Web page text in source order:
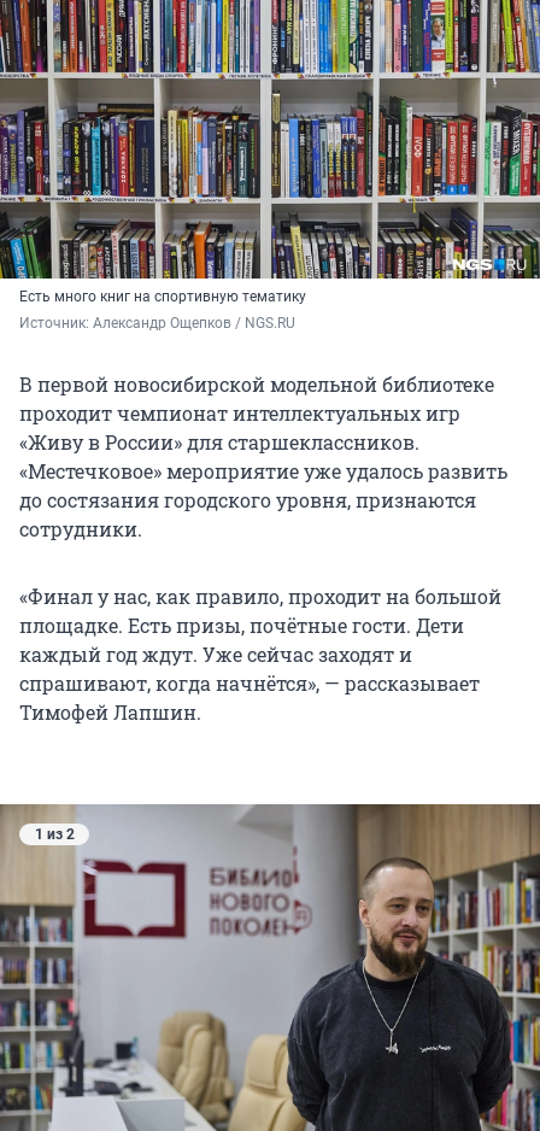
Есть много книг на спортивную тематику
Источник: Александр Ощепков / NGS.RU
В первой новосибирской модельной библиотеке
проходит чемпионат интеллектуальных игр
«Живу в России» для старшеклассников.
«Местечковое» мероприятие уже удалось развить
до состязания городского уровня, признаются
сотрудники.
«Финал у нас, как правило, проходит на большой
площадке. Есть призы, почётные гости. Дети
каждый год ждут. Уже сейчас заходят и
спрашивают, когда начнётся», — рассказывает
Тимофей Лапшин.
1 из 2